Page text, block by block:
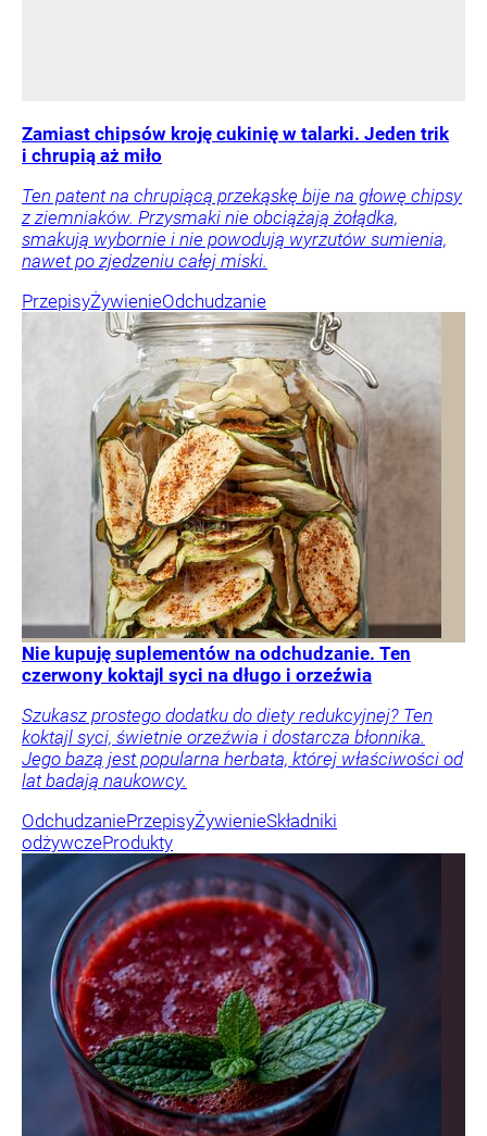
Zamiast chipsów kroję cukinię w talarki. Jeden trik
i chrupią aż miło
Ten patent na chrupiącą przekąskę bije na głowę chipsy
z ziemniaków. Przysmaki nie obciążają żołądka,
smakują wybornie i nie powodują wyrzutów sumienia,
nawet po zjedzeniu całej miski.
PrzepisyŻywienieOdchudzanie
Nie kupuję suplementów na odchudzanie. Ten
czerwony koktajl syci na długo i orzeźwia
Szukasz prostego dodatku do diety redukcyjnej? Ten
koktajl syci, świetnie orzeźwia i dostarcza błonnika.
Jego bazą jest popularna herbata, której właściwości od
lat badają naukowcy.
OdchudzaniePrzepisyŻywienieSkładniki
odżywczeProdukty